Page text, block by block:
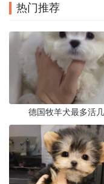
热门推荐
德国牧羊犬最多活